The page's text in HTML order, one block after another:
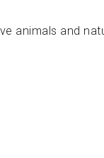
animals and